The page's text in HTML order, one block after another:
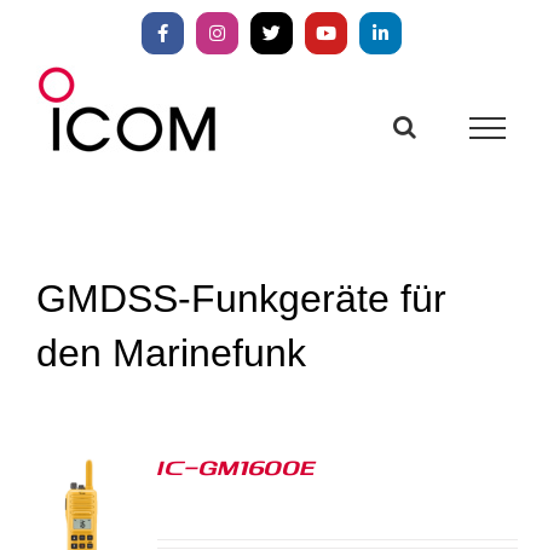
springen
FacebookInstagram
X YouTubeLinkedIn
GMDSS-Funkgeräte für
den Marinefunk
IC-GM1600E